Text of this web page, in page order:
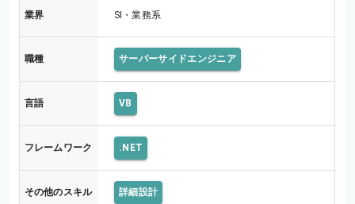
業界 SI・業務系
職種 サーバーサイドエンジニア
言語 VB
フレームワーク .NET
その他のスキル 詳細設計